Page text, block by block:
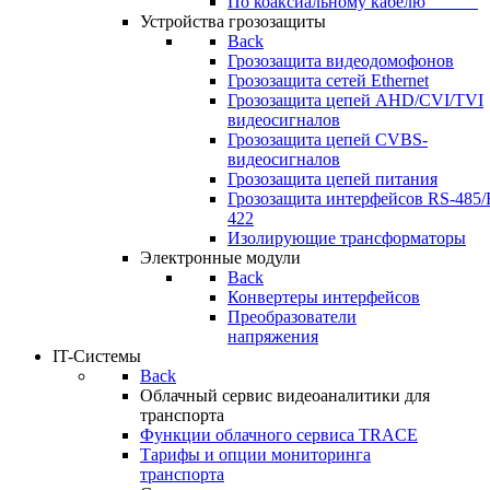
Устройства грозозащиты
Back
Грозозащита видеодомофонов
Грозозащита сетей Ethernet
Грозозащита цепей AHD/CVI/TVI
видеосигналов
Грозозащита цепей CVBS-
видеосигналов
Грозозащита цепей питания
Грозозащита интерфейсов RS-485/
422
Изолирующие трансформаторы
Электронные модули
Back
Конвертеры интерфейсов
Преобразователи
напряжения
IT-Системы
Back
Облачный сервис видеоаналитики для
транспорта
Функции облачного сервиса TRACE
Тарифы и опции мониторинга
транспорта